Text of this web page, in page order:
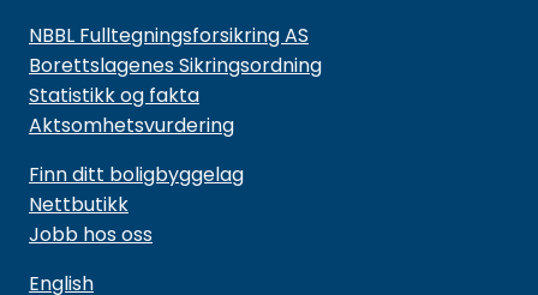
NBBL Fulltegningsforsikring AS
Borettslagenes Sikringsordning
Statistikk og fakta
Aktsomhetsvurdering
Finn ditt boligbyggelag
Nettbutikk
Jobb hos oss
English